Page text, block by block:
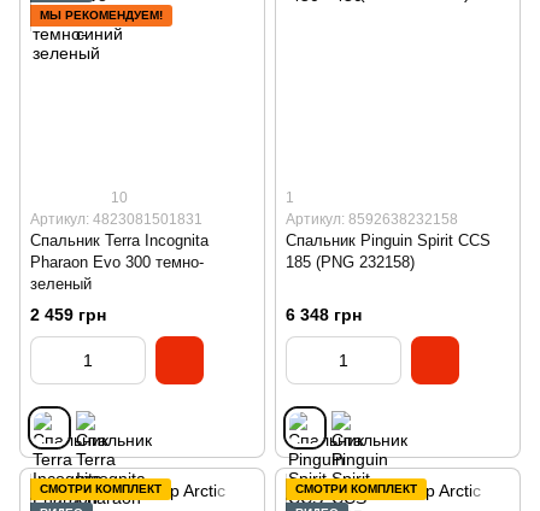
МЫ РЕКОМЕНДУЕМ!
10
Артикул: 4823081501831
Спальник Terra Incognita
Pharaon Evo 300 темно-
зеленый
2 459 грн
1
Артикул: 8592638232158
Спальник Pinguin Spirit CCS
185 (PNG 232158)
6 348 грн
СМОТРИ КОМПЛЕКТ
СМОТРИ КОМПЛЕКТ